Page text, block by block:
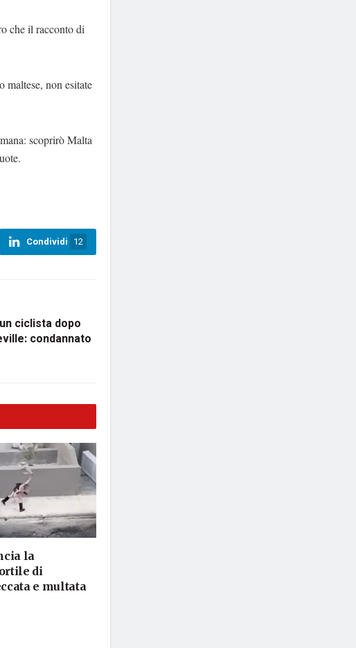
che il racconto di
maltese, non esitate
scoprirò Malta
Condividi 12
ciclista dopo
condannato
la
di
e multata